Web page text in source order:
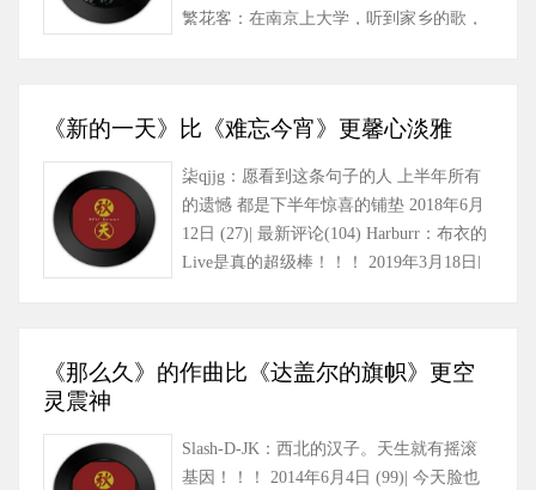
繁花客：在南京上大学，听到家乡的歌，
《新的一天》比《难忘今宵》更馨心淡雅
柒qjjg：愿看到这条句子的人 上半年所有
的遗憾 都是下半年惊喜的铺垫 2018年6月
12日 (27)| 最新评论(104) Harburr：布衣的
Live是真的超级棒！！！ 2019年3月18日|
《那么久》的作曲比《达盖尔的旗帜》更空
灵震神
Slash-D-JK：西北的汉子。天生就有摇滚
基因！！！ 2014年6月4日 (99)| 今天脸也